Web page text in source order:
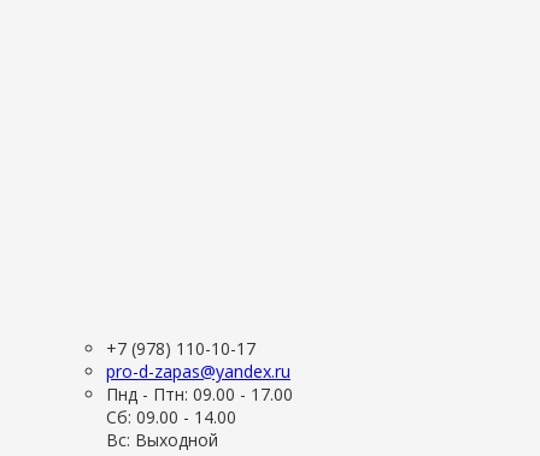
+7 (978) 110-10-17
pro-d-zapas@yandex.ru
Пнд - Птн: 09.00 - 17.00
Сб: 09.00 - 14.00
Вс: Выходной